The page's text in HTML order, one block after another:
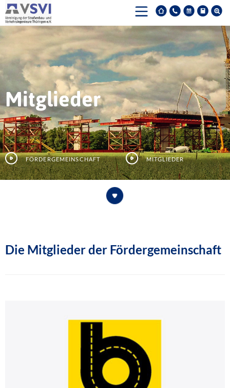
Mitglieder
Fördergemeinschaft Mitglieder
Die Mitglieder der Fördergemeinschaft